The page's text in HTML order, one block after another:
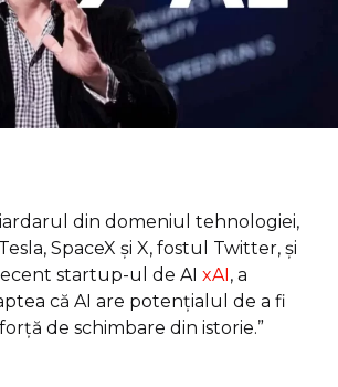
din domeniul tehnologiei,
SpaceX şi X, fostul Twitter, şi
startup-ul de AI xAI, a
că AI are potenţialul de a fi
de schimbare din istorie.”